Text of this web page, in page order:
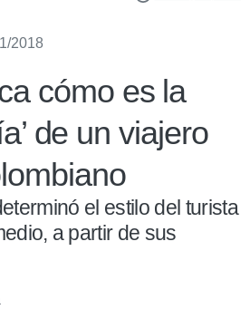
2018
cómo es la
de un viajero
el estilo del turista
a partir de sus